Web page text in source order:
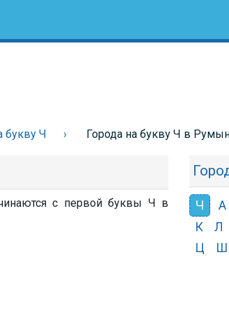
букву Ч Города на букву Ч в
с первой буквы Ч в
Ч А
К
Л
Ц
Ш